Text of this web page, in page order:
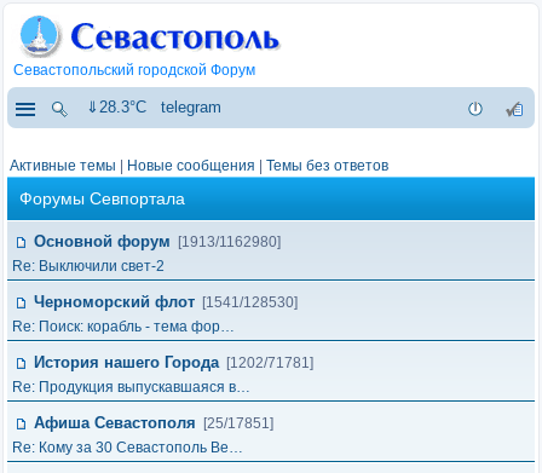
Севастопольский городской Форум
⇓28.3°C telegram
Активные темы Новые сообщения Темы без ответов
Форумы Севпортала
Основной форум
[1913/1162980]
Re: Выключили свет-2
Черноморский флот [1541/128530]
Re: Поиск: корабль - тема фор…
История нашего Города [1202/71781]
Re: Продукция выпускавшаяся в…
Афиша Севастополя
[25/17851]
Re: Кому за 30 Севастополь Ве…